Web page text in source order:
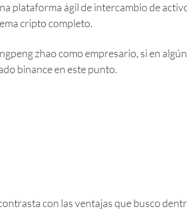
plataforma ágil de intercambio de
cripto completo.
zhao como empresario, si en
binance en este punto.
con las ventajas que busco